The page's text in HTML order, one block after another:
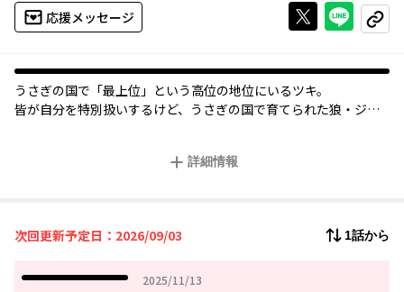
応援メッセージ Xで投稿する
ライン
コピー
うさぎの国で「最上位」という高位の地位にいるツキ。
皆が自分を特別扱いするけど、うさぎの国で育てられた狼・ジュ
惹かれる気持ちが止められないツキだが、ジュウゴが天敵だとい
詳細情報
次回更新予定日：2026/09/03 1話から
2025/11/13
2025年11月13日